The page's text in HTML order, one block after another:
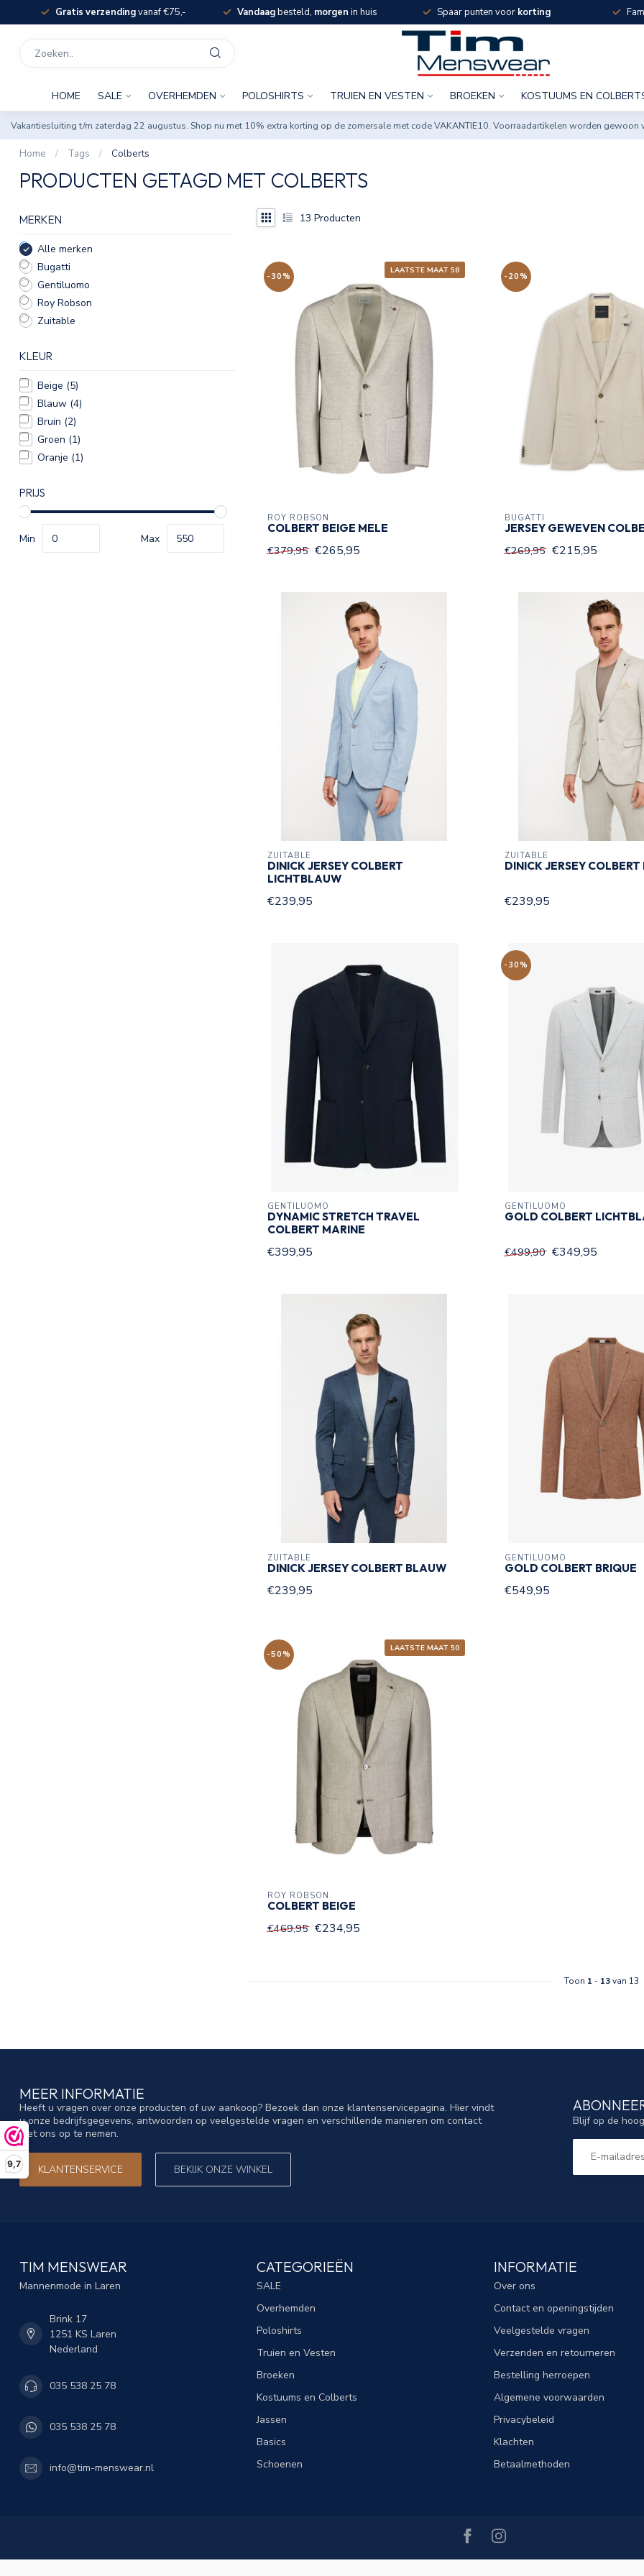
9,7
Gratis verzendingvanaf €75,- Vandaagbesteld, morgen in huis Spaar punten voor korting
HOME SALE OVERHEMDEN POLOSHIRTS TRUIEN EN VESTEN BROEKEN KOSTUUMS EN
Vakantiesluiting t/m zaterdag 22 augustus. Shop nu met 10% extra korting op de zomersale met code VAKANTIE10. Voorraadartikelen worden
Home / Tags / Colberts
PRODUCTEN GETAGD MET COLBERTS
MERKEN
Alle merken
Bugatti
Gentiluomo
Roy Robson
Zuitable
KLEUR
Beige (5)
Blauw (4)
Bruin (2)
Groen (1)
Oranje (1)
PRIJS
Min Max
13 Producten
LAATSTE MAAT 58
-30%
ROY ROBSON
COLBERT BEIGE MELE
€379,95 €265,95
-20%
BUGATTI
JERSEY GEWEVEN
€269,95 €215,95
ZUITABLE
DINICK JERSEY COLBERT
LICHTBLAUW
€239,95
ZUITABLE
DINICK JERSEY COLBERT
€239,95
GENTILUOMO
DYNAMIC STRETCH TRAVEL
COLBERT MARINE
€399,95
-30%
GENTILUOMO
GOLD COLBERT
€499,90 €349,95
ZUITABLE
DINICK JERSEY COLBERT BLAUW
€239,95
GENTILUOMO
GOLD COLBERT BRIQUE
€549,95
LAATSTE MAAT 50
-50%
ROY ROBSON
COLBERT BEIGE
€469,95 €234,95
Toon 1 - 13van 13
MEER INFORMATIE
Heeft u vragen over onze producten of uw aankoop? Bezoek dan onze klantenservicepagina. Hier vindt
u onze bedrijfsgegevens, antwoorden op veelgestelde vragen en verschillende manieren om contact
met ons op te nemen.
KLANTENSERVICE BEKIJK ONZE WINKEL
Blijf op de
TIM MENSWEAR
Mannenmode in Laren
Brink 17
1251 KS Laren
Nederland
035 538 25 78
035 538 25 78
info@tim-menswear.nl
CATEGORIEËN
SALE
Overhemden
Poloshirts
Truien en Vesten
Broeken
Kostuums en Colberts
Jassen
Basics
Schoenen
INFORMATIE
Over ons
Contact en openingstijden
Veelgestelde vragen
Verzenden en retourneren
Bestelling herroepen
Algemene voorwaarden
Privacybeleid
Klachten
Betaalmethoden